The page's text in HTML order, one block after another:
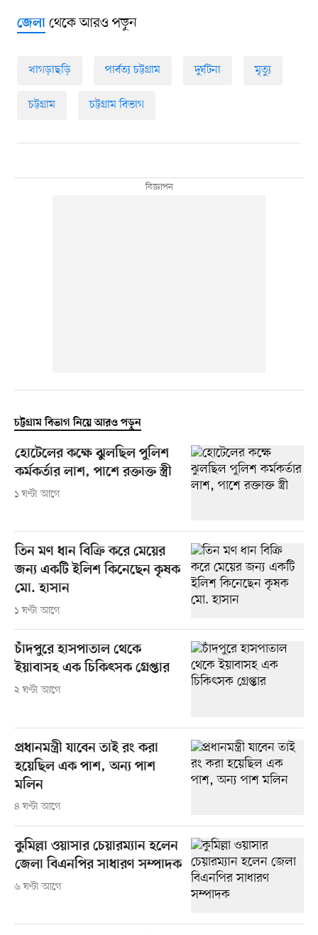
জেলাথেকে আরও পড়ুন
খাগড়াছড়ি পার্বত্য চট্টগ্রাম দুর্ঘটনা মৃত্যু
চট্টগ্রাম চট্টগ্রাম বিভাগ
চট্টগ্রাম বিভাগ নিয়ে আরও পড়ুন
হোটেলের কক্ষে ঝুলছিল পুলিশ
কর্মকর্তার লাশ, পাশে রক্তাক্ত স্ত্রী
১ ঘণ্টা আগে
তিন মণ ধান বিক্রি করে মেয়ের
জন্য একটি ইলিশ কিনেছেন কৃষক
মো. হাসান
১ ঘণ্টা আগে
চাঁদপুরে হাসপাতাল থেকে
ইয়াবাসহ এক চিকিৎসক গ্রেপ্তার
২ ঘণ্টা আগে
প্রধানমন্ত্রী যাবেন তাই রং করা
হয়েছিল এক পাশ, অন্য পাশ
মলিন
৪ ঘণ্টা আগে
কুমিল্লা ওয়াসার চেয়ারম্যান হলেন
জেলা বিএনপির সাধারণ সম্পাদক
৬ ঘণ্টা আগে